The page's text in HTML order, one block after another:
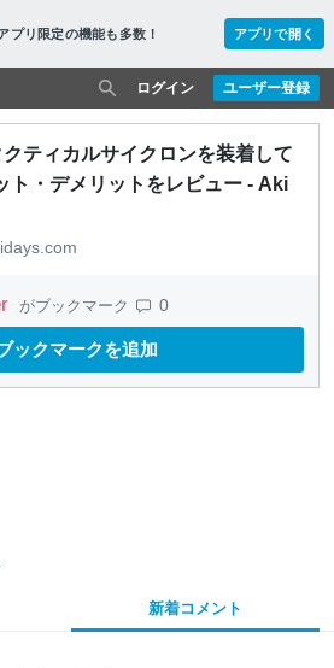
プリ限定の機能も多数！ アプリで開く
ユーザー登録
ログイン
ティカルサイクロンを装着して
ト・デメリットをレビュー - Aki
がブックマーク 0
ックマークを追加
新着コメント